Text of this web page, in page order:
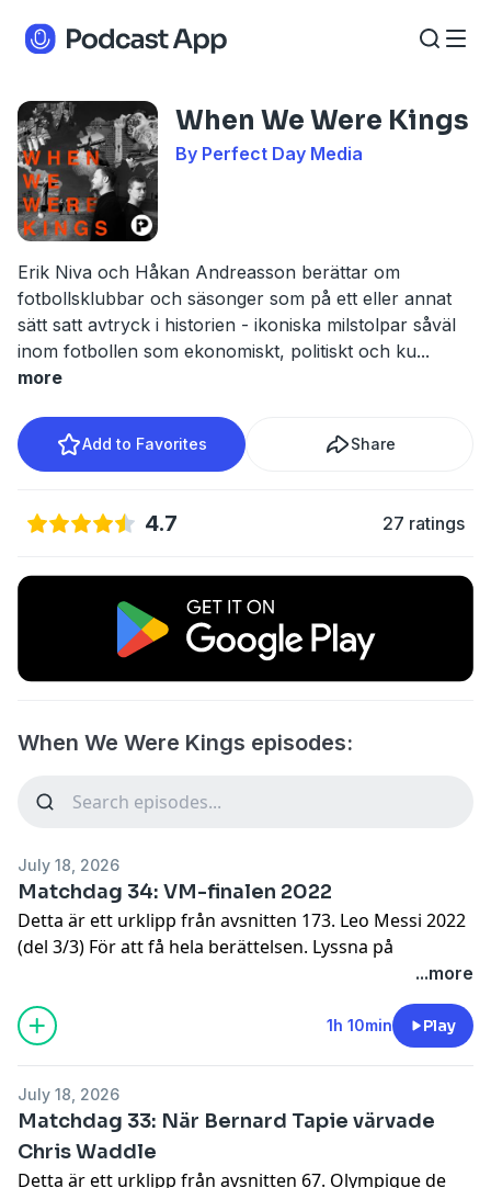
When We Were Kings
By Perfect Day Media
Erik Niva och Håkan Andreasson berättar om
fotbollsklubbar och säsonger som på ett eller annat
sätt satt avtryck i historien - ikoniska milstolpar såväl
inom fotbollen som ekonomiskt, politiskt och ku...
more
Add to Favorites Share
4.7 27 ratings
When We Were Kings episodes:
July 18, 2026
Matchdag 34: VM-finalen 2022
Detta är ett urklipp från avsnitten 173. Leo Messi 2022
(del 3/3) För att få hela berättelsen. Lyssna på
for more
information.
...more
1h 10min Play
July 18, 2026
Matchdag 33: När Bernard Tapie värvade
Chris Waddle
Detta är ett urklipp från avsnitten 67. Olympique de